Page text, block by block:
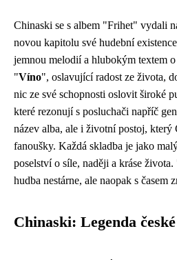
Chinaski se s albem "Frihet" vydali
novou kapitolu své hudební
jemnou melodií a hlubokým textem
"Víno", oslavující radost ze života,
nic ze své schopnosti oslovit široké
které rezonují s posluchači napříč
název alba, ale i životní postoj, který
fanoušky. Každá skladba je jako
poselství o síle, naději a kráse
hudba nestárne, ale naopak s časem
Chinaski: Legenda